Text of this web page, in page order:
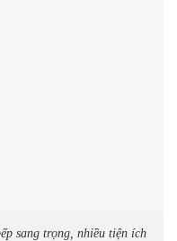
sang trọng, nhiều tiện ích